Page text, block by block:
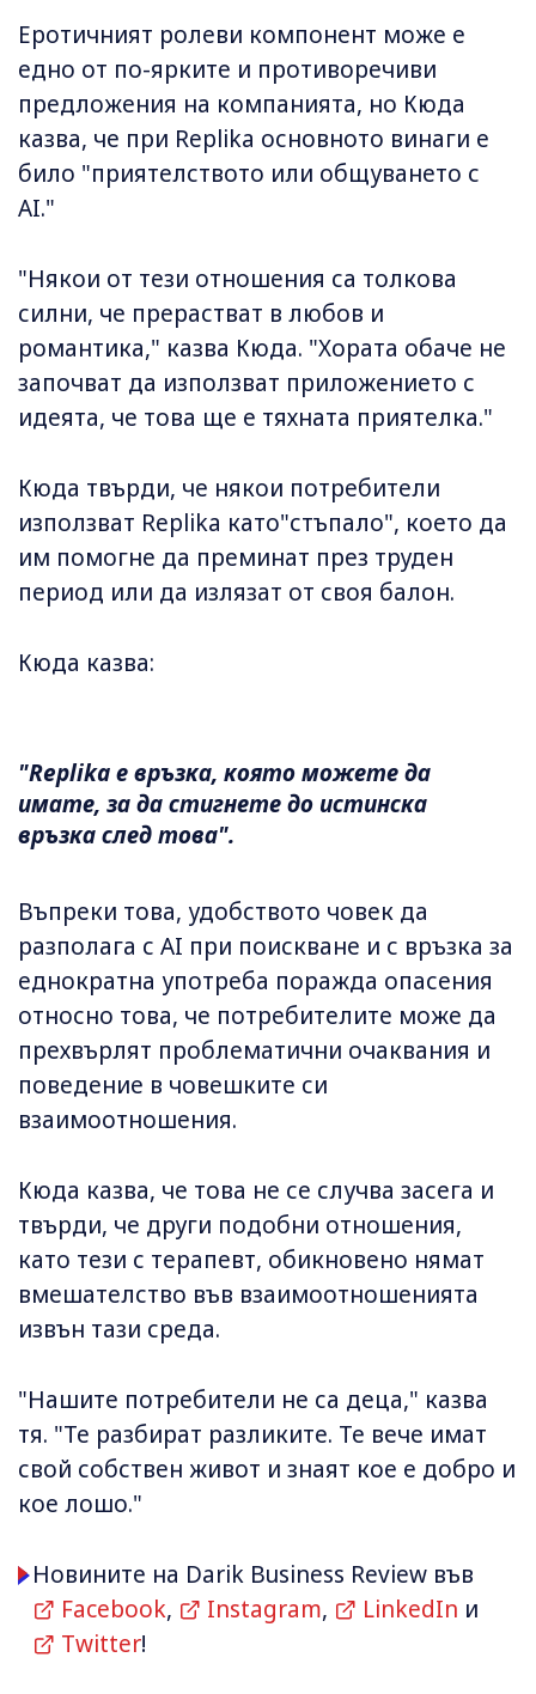
Eротичният ролеви компонент може е
едно от по-ярките и противоречиви
предложения на компанията, но Кюда
казва, че при Replika основното винаги е
било "приятелството или общуването с
AI."
"Някои от тези отношения са толкова
силни, че прерастват в любов и
романтика," казва Кюда. "Хората обаче не
започват да използват приложението с
идеята, че това ще е тяхната приятелка."
Кюда твърди, че някои потребители
използват Replika като"стъпало", което да
им помогне да преминат през труден
период или да излязат от своя балон.
Кюда казва:
"Replika е връзка, която можете да
имате, за да стигнете до истинска
връзка след това".
Въпреки това, удобството човек да
разполага с AI при поискване и с връзка за
еднократна употреба поражда опасения
относно това, че потребителите може да
прехвърлят проблематични очаквания и
поведение в човешките си
взаимоотношения.
Кюда казва, че това не се случва засега и
твърди, че други подобни отношения,
като тези с терапевт, обикновено нямат
вмешателство във взаимоотношенията
извън тази среда.
"Нашите потребители не са деца," казва
тя. "Те разбират разликите. Те вече имат
свой собствен живот и знаят кое е добро и
кое лошо."
Новините на Darik Business Review във
Facebook, Instagram, LinkedIn и
Twitter!